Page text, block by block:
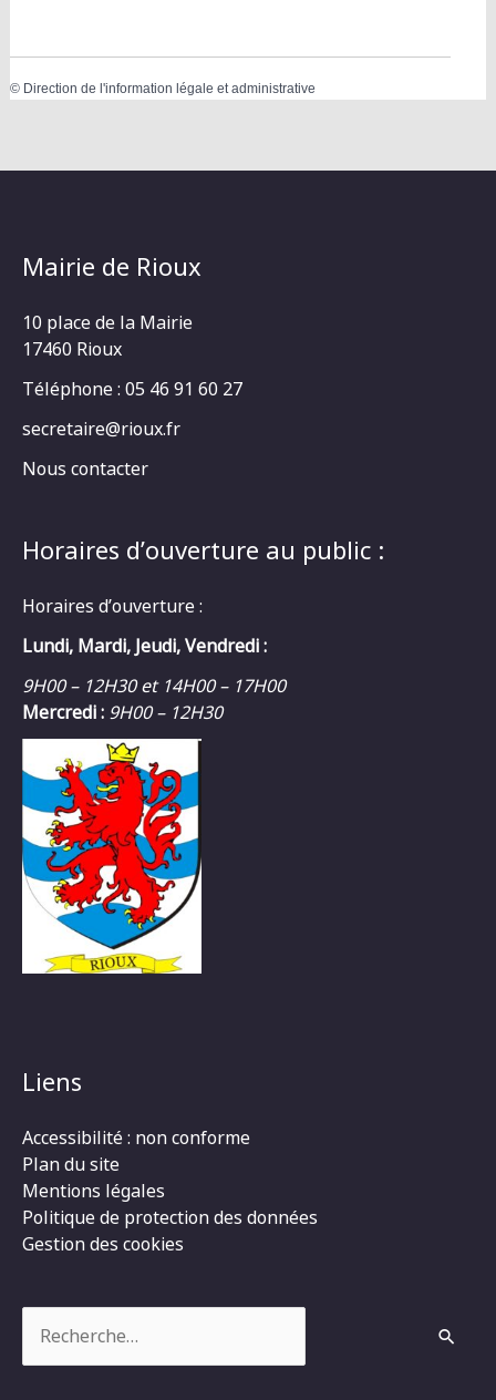
© Direction de l'information légale et administrative
Mairie de Rioux
10 place de la Mairie
17460 Rioux
Téléphone : 05 46 91 60 27
secretaire@rioux.fr
Nous contacter
Horaires d’ouverture au public :
Horaires d’ouverture :
Lundi, Mardi, Jeudi, Vendredi :
9H00 – 12H30 et 14H00 – 17H00
Mercredi : 9H00 – 12H30
Liens
Accessibilité : non conforme
Plan du site
Mentions légales
Politique de protection des données
Gestion des cookies